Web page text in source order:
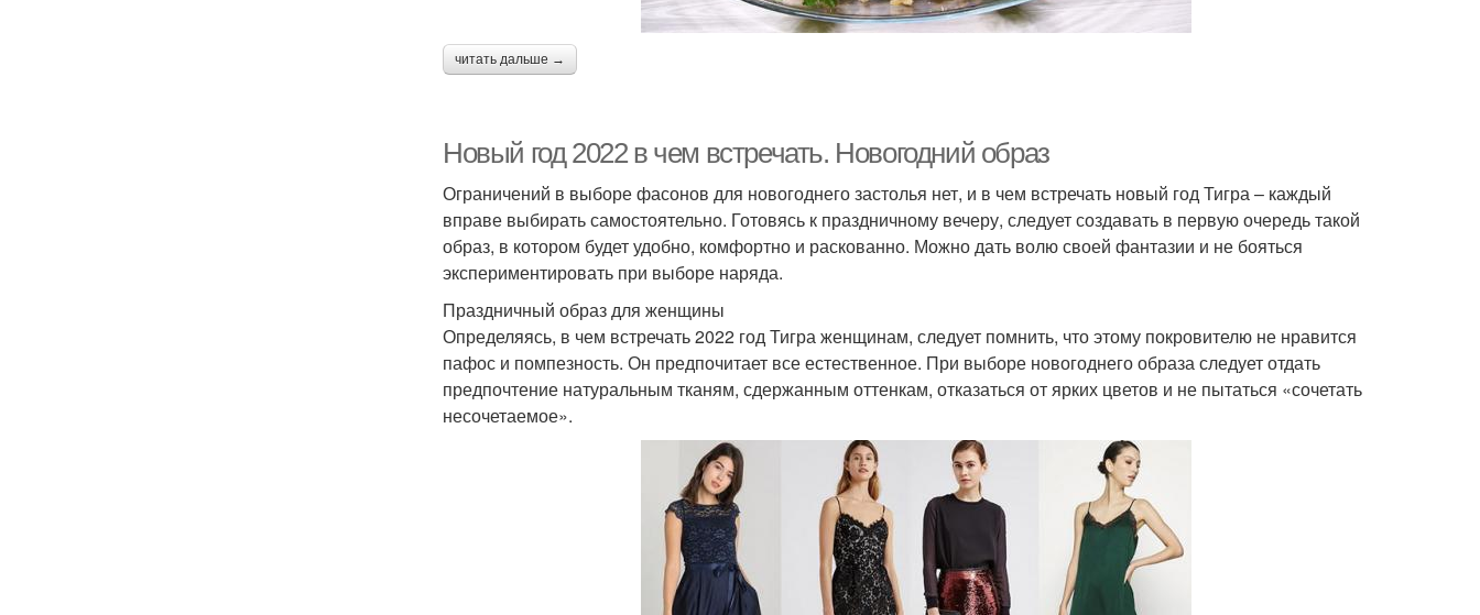
читать дальше →
Новый год 2022 в чем встречать. Новогодний образ
Ограничений в выборе фасонов для новогоднего застолья нет, и в чем встречать новый год Тигра – каждый
вправе выбирать самостоятельно. Готовясь к праздничному вечеру, следует создавать в первую очередь такой
образ, в котором будет удобно, комфортно и раскованно. Можно дать волю своей фантазии и не бояться
экспериментировать при выборе наряда.
Праздничный образ для женщины
Определяясь, в чем встречать 2022 год Тигра женщинам, следует помнить, что этому покровителю не нравится
пафос и помпезность. Он предпочитает все естественное. При выборе новогоднего образа следует отдать
предпочтение натуральным тканям, сдержанным оттенкам, отказаться от ярких цветов и не пытаться «сочетать
несочетаемое».